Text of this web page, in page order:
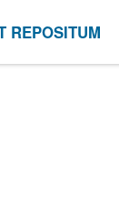
REPOSITUM